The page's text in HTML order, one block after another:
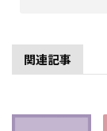
関連記事